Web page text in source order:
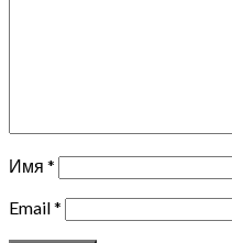
Имя *
Email*